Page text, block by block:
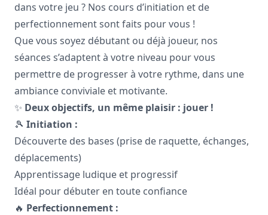
dans votre jeu ? Nos cours d’initiation et de
perfectionnement sont faits pour vous !
Que vous soyez débutant ou déjà joueur, nos
séances s’adaptent à votre niveau pour vous
permettre de progresser à votre rythme, dans une
ambiance conviviale et motivante.
✨ Deux objectifs, un même plaisir : jouer !
🎾 Initiation :
Découverte des bases (prise de raquette, échanges,
déplacements)
Apprentissage ludique et progressif
Idéal pour débuter en toute confiance
🔥 Perfectionnement :